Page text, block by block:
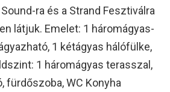
ra és a Strand Fesztiválra
látjuk. Emelet: 1 háromágyas-
1 kétágyas hálófülke,
1 háromágyas terasszal,
fürdőszoba, WC Konyha